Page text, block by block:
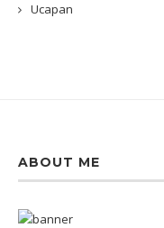
Ucapan
ABOUT ME